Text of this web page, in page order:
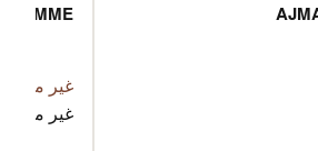
غير متوفر
غير متوفر